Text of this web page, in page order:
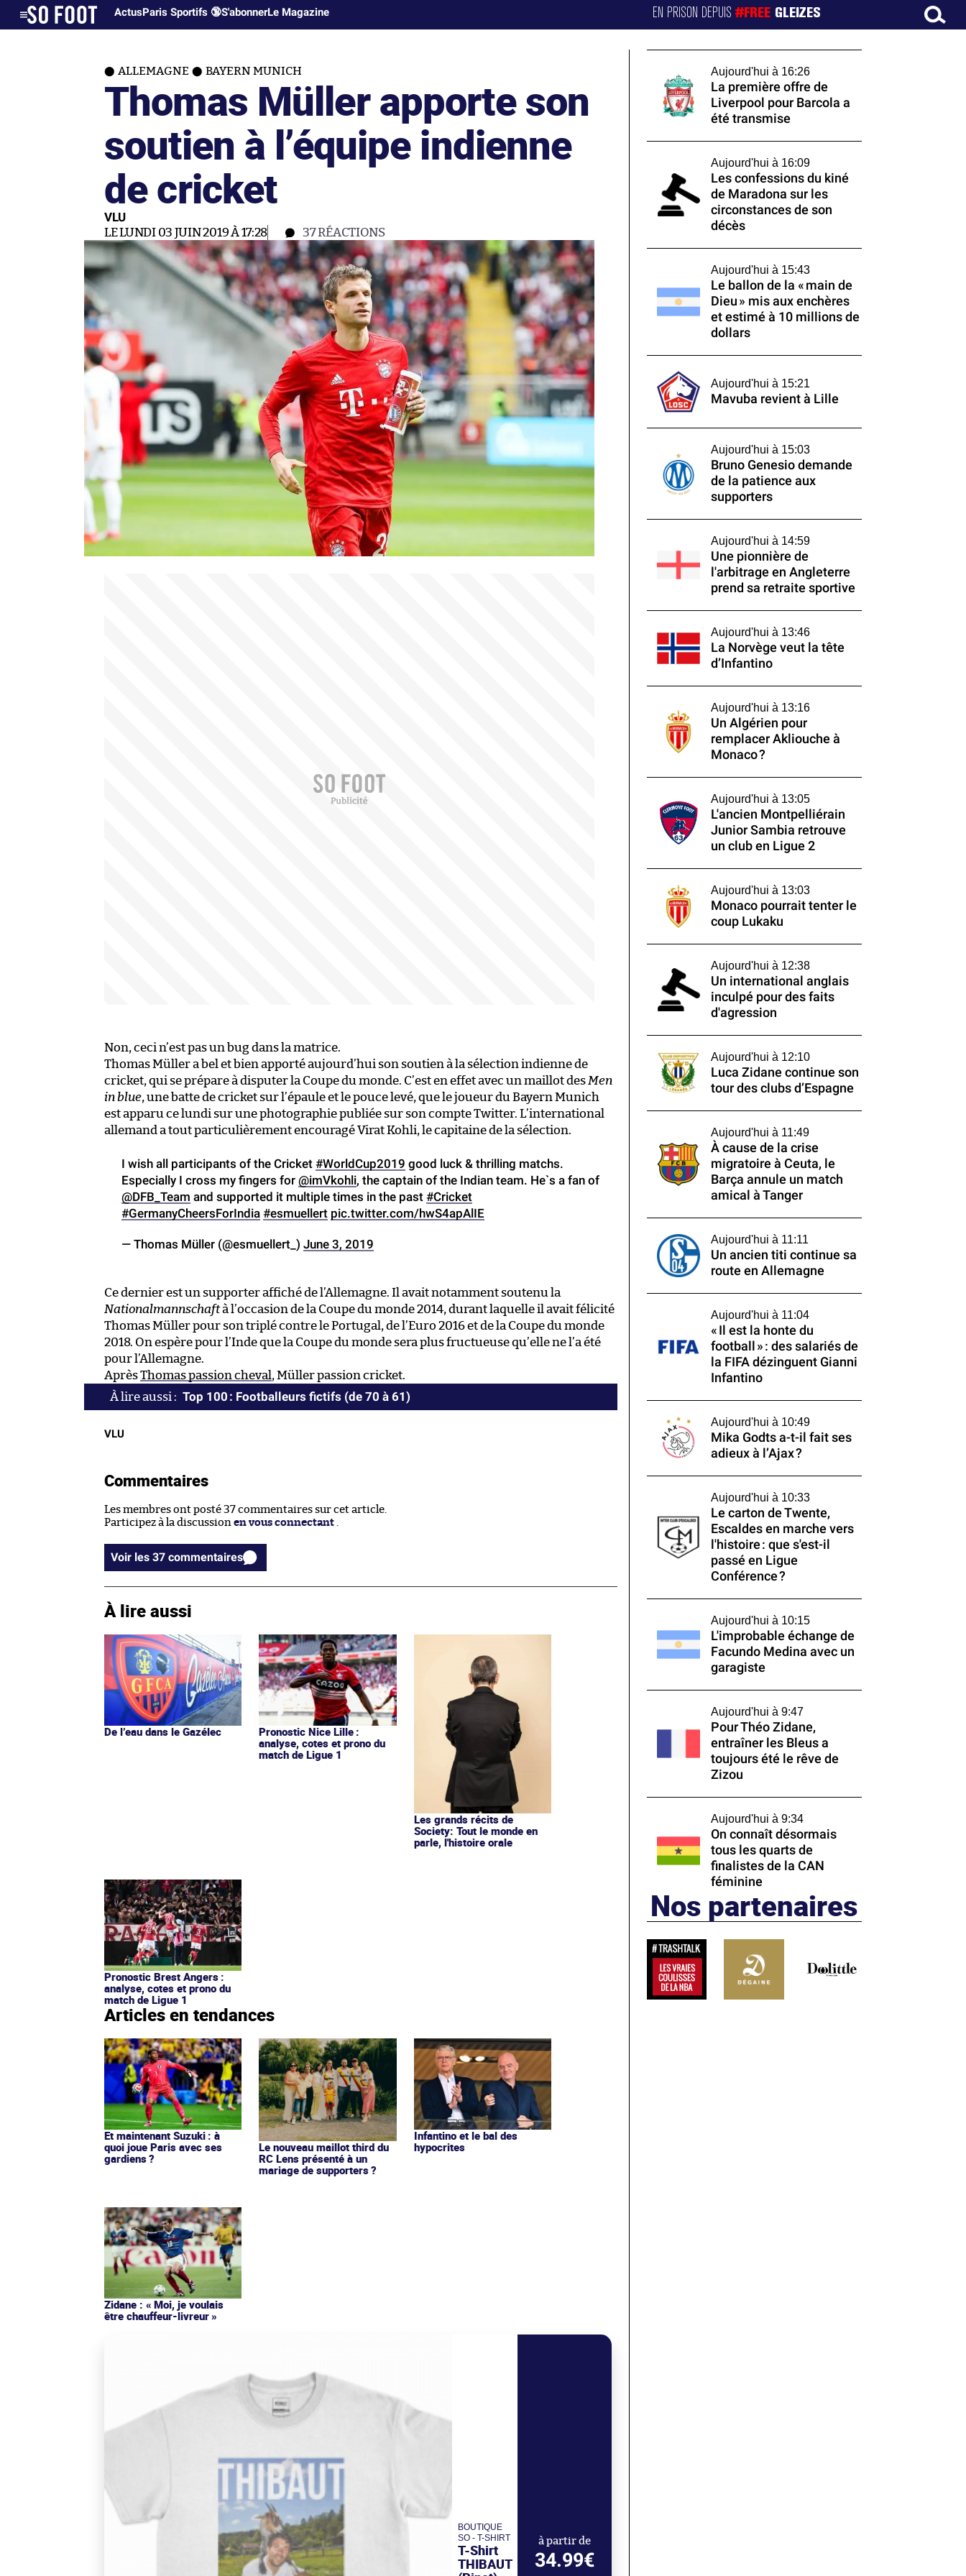
ActusParis Sportifs 🔞S'abonnerLe Magazine EN PRISON DEPUIS#FREE GLEIZES
ALLEMAGNE BAYERN MUNICH
Thomas Müller apporte son
soutien à l’équipe indienne
de cricket
VLU
LE LUNDI 03 JUIN 2019 À 17:28 37RÉACTIONS
Non, ceci n’est pas un bug dans la matrice.
Thomas Müller a bel et bien apporté aujourd’hui son soutien à la sélection indienne de
cricket, qui se prépare à disputer la Coupe du monde. C’est en effet avec un maillot des Men
in blue, une batte de cricket sur l’épaule et le pouce levé, que le joueur du Bayern Munich
est apparu ce lundi sur une photographie publiée sur son compte Twitter. L’international
allemand a tout particulièrement encouragé Virat Kohli, le capitaine de la sélection.
I wish all participants of the Cricket #WorldCup2019 good luck & thrilling matchs.
Especially I cross my fingers for @imVkohli, the captain of the Indian team. He`s a fan of
@DFB_Team and supported it multiple times in the past #Cricket
#GermanyCheersForIndia #esmuellert pic.twitter.com/hwS4apAlIE
— Thomas Müller (@esmuellert_) June 3, 2019
Ce dernier est un supporter affiché de l’Allemagne. Il avait notamment soutenu la
Nationalmannschaftà l’occasion de la Coupe du monde 2014, durant laquelle il avait félicité
Thomas Müller pour son triplé contre le Portugal, de l’Euro 2016 et de la Coupe du monde
2018. On espère pour l’Inde que la Coupe du monde sera plus fructueuse qu’elle ne l’a été
pour l’Allemagne.
AprèsThomas passion cheval, Müller passion cricket.
Top 100 : Footballeurs fictifs (de 70 à 61)
VLU
Commentaires
Les membres ont posté 37 commentaires sur cet article.
Participez à la discussion en vous connectant
Voir les 37 commentaires
À lire aussi
De l’eau dans le Gazélec
Pronostic Nice Lille :
analyse, cotes et prono du
match de Ligue 1
Les grands récits de
Society: Tout le monde en
parle, l'histoire orale
Pronostic Brest Angers :
analyse, cotes et prono du
match de Ligue 1
Articles en tendances
Et maintenant Suzuki : à
quoi joue Paris avec ses
gardiens ?
Le nouveau maillot third du
RC Lens présenté à un
mariage de supporters ?
Infantino et le bal des
hypocrites
Zidane : « Moi, je voulais
être chauffeur-livreur »
BOUTIQUE
SO - T-SHIRT
T-Shirt
THIBAUT
à partir de
34.99€
Aujourd'hui à 16:26
La première offre de
Liverpool pour Barcola a
été transmise
Aujourd'hui à 16:09
Les confessions du kiné
de Maradona sur les
circonstances de son
décès
Aujourd'hui à 15:43
Le ballon de la « main de
Dieu » mis aux enchères
et estimé à 10 millions de
dollars
Aujourd'hui à 15:21
Mavuba revient à Lille
Aujourd'hui à 15:03
Bruno Genesio demande
de la patience aux
supporters
Aujourd'hui à 14:59
Une pionnière de
l'arbitrage en Angleterre
prend sa retraite sportive
Aujourd'hui à 13:46
La Norvège veut la tête
d’Infantino
Aujourd'hui à 13:16
Un Algérien pour
remplacer Akliouche à
Monaco ?
Aujourd'hui à 13:05
L'ancien Montpelliérain
Junior Sambia retrouve
un club en Ligue 2
Aujourd'hui à 13:03
Monaco pourrait tenter le
coup Lukaku
Aujourd'hui à 12:38
Un international anglais
inculpé pour des faits
d'agression
Aujourd'hui à 12:10
Luca Zidane continue son
tour des clubs d’Espagne
Aujourd'hui à 11:49
À cause de la crise
migratoire à Ceuta, le
Barça annule un match
amical à Tanger
Aujourd'hui à 11:11
Un ancien titi continue sa
route en Allemagne
Aujourd'hui à 11:04
« Il est la honte du
football » : des salariés de
la FIFA dézinguent Gianni
Infantino
Aujourd'hui à 10:49
Mika Godts a-t-il fait ses
adieux à l’Ajax ?
Aujourd'hui à 10:33
Le carton de Twente,
Escaldes en marche vers
l'histoire : que s'est-il
passé en Ligue
Conférence ?
Aujourd'hui à 10:15
L'improbable échange de
Facundo Medina avec un
garagiste
Aujourd'hui à 9:47
Pour Théo Zidane,
entraîner les Bleus a
toujours été le rêve de
Zizou
Aujourd'hui à 9:34
On connaît désormais
tous les quarts de
finalistes de la CAN
féminine
Nos partenaires